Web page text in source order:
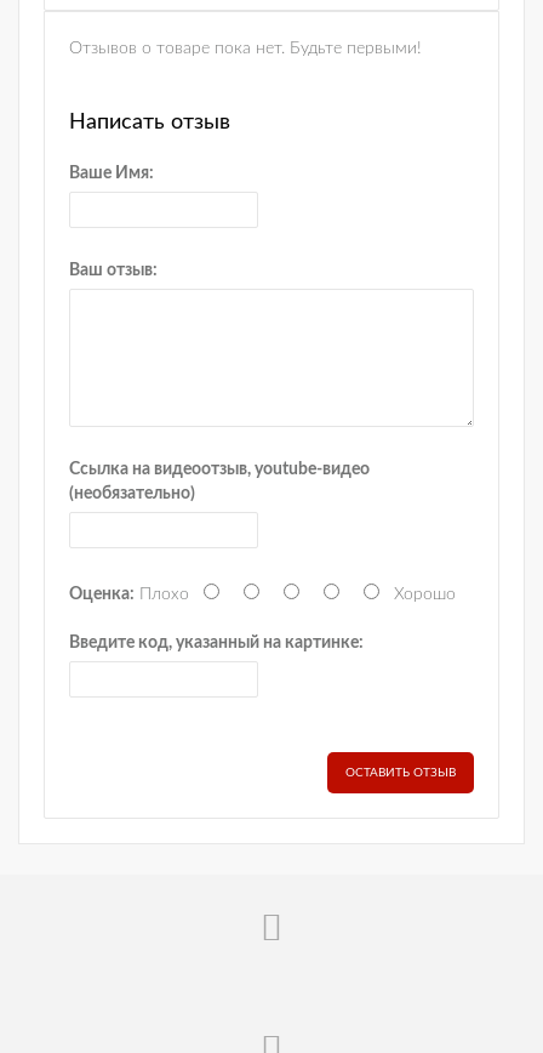
Отзывов о товаре пока нет. Будьте первыми!
Написать отзыв
Ваше Имя:
Ваш отзыв:
Ссылка на видеоотзыв, youtube-видео
(необязательно)
Оценка: Плохо Хорошо
Введите код, указанный на картинке:
ОСТАВИТЬ ОТЗЫВ